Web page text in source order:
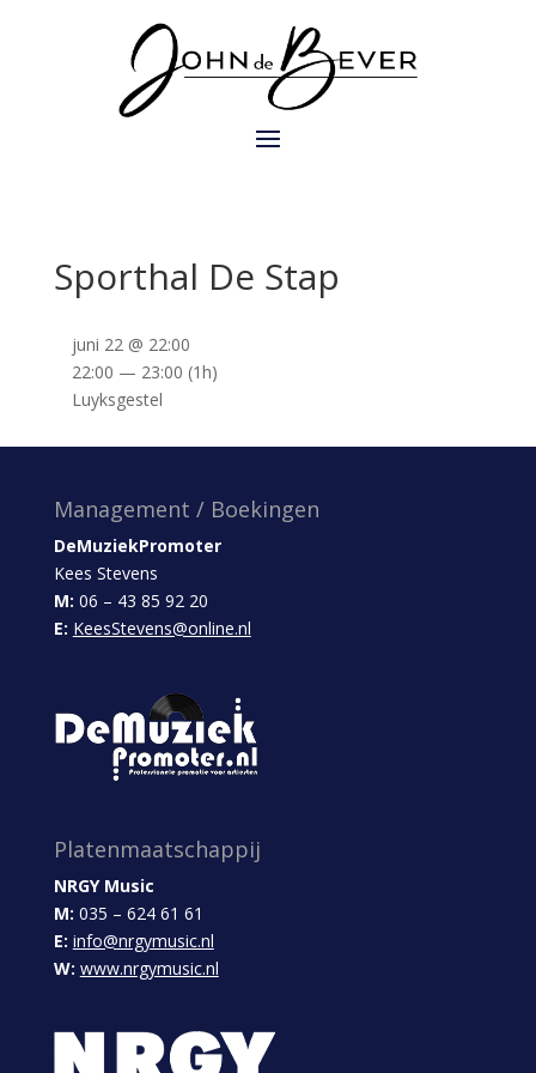
Sporthal De Stap
juni 22 @ 22:00
22:00 — 23:00 (1h)
Luyksgestel
Management / Boekingen
DeMuziekPromoter
Kees Stevens
M: 06 – 43 85 92 20
E: KeesStevens@online.nl
Platenmaatschappij
NRGY Music
M: 035 – 624 61 61
E: info@nrgymusic.nl
W: www.nrgymusic.nl